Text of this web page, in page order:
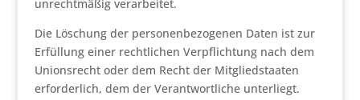
unrechtmäßig verarbeitet.
Die Löschung der personenbezogenen Daten ist zur
Erfüllung einer rechtlichen Verpflichtung nach dem
Unionsrecht oder dem Recht der Mitgliedstaaten
erforderlich, dem der Verantwortliche unterliegt.